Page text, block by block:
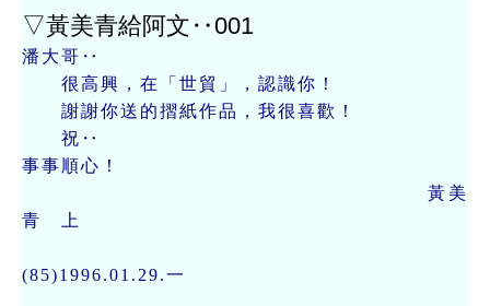
▽黃美青給阿文‥001
潘大哥‥
很高興，在「世貿」，認識你！
謝謝你送的摺紙作品，我很喜歡！
祝‥
事事順心！
黃美
青 上
(85)1996.01.29.一